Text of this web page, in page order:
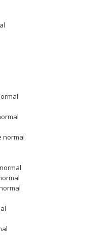
normal